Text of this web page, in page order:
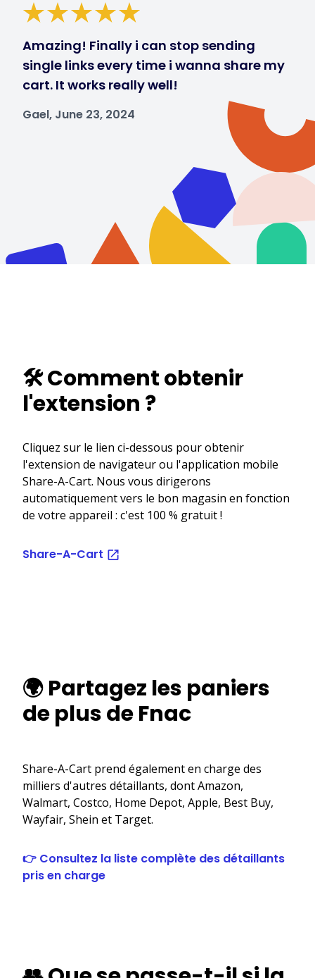
Amazing! Finally i can stop sending
single links every time i wanna share my
cart. It works really well!
Gael, June 23, 2024
🛠️ Comment obtenir
l'extension ?
Cliquez sur le lien ci-dessous pour obtenir
l'extension de navigateur ou l'application mobile
Share-A-Cart. Nous vous dirigerons
automatiquement vers le bon magasin en fonction
de votre appareil : c'est 100 % gratuit !
Share-A-Cart
🌍 Partagez les paniers
de plus de Fnac
Share-A-Cart prend également en charge des
milliers d'autres détaillants, dont Amazon,
Walmart, Costco, Home Depot, Apple, Best Buy,
Wayfair, Shein et Target.
👉 Consultez la liste complète des détaillants
pris en charge